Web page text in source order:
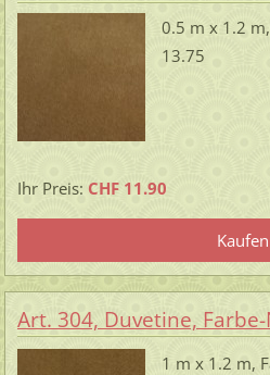
0.5 m x 1.2
13.75
Ihr Preis: CHF 11.90
Art. 304, Duvetine,
1 m x 1.2 m,